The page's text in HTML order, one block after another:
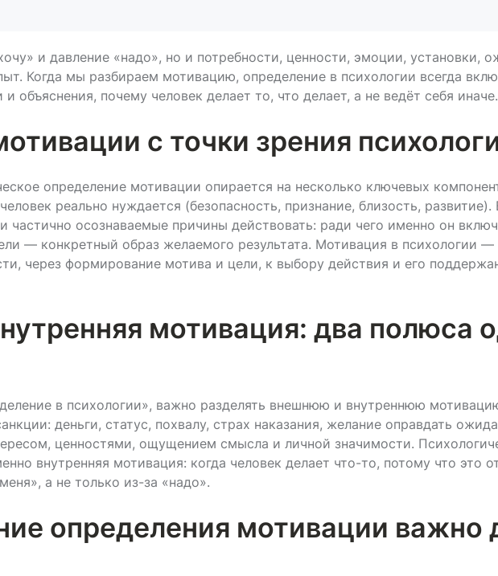
и давление «надо», но и потребности, ценности, эмоции, установки,
Когда мы разбираем мотивацию, определение в психологии всегда
объяснения, почему человек делает то, что делает, а не ведёт себя иначе.
с точки зрения
определение мотивации опирается на несколько ключевых
реально нуждается (безопасность, признание, близость,
осознаваемые причины действовать: ради чего именно он
— конкретный образ желаемого результата. Мотивация в психологии —
через формирование мотива и цели, к выбору действия и его
мотивация: два полюса
в психологии», важно разделять внешнюю и внутреннюю
деньги, статус, похвалу, страх наказания, желание оправдать
ценностями, ощущением смысла и личной значимости.
внутренняя мотивация: когда человек делает что-то, потому что это
а не только из-за «надо».
определения мотивации важно